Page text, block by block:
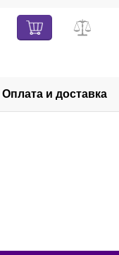
Оплата и доставка